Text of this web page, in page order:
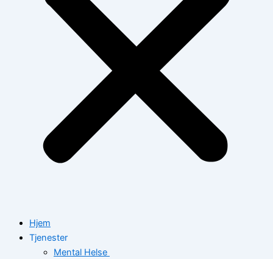
Hjem
Tjenester
Mental Helse